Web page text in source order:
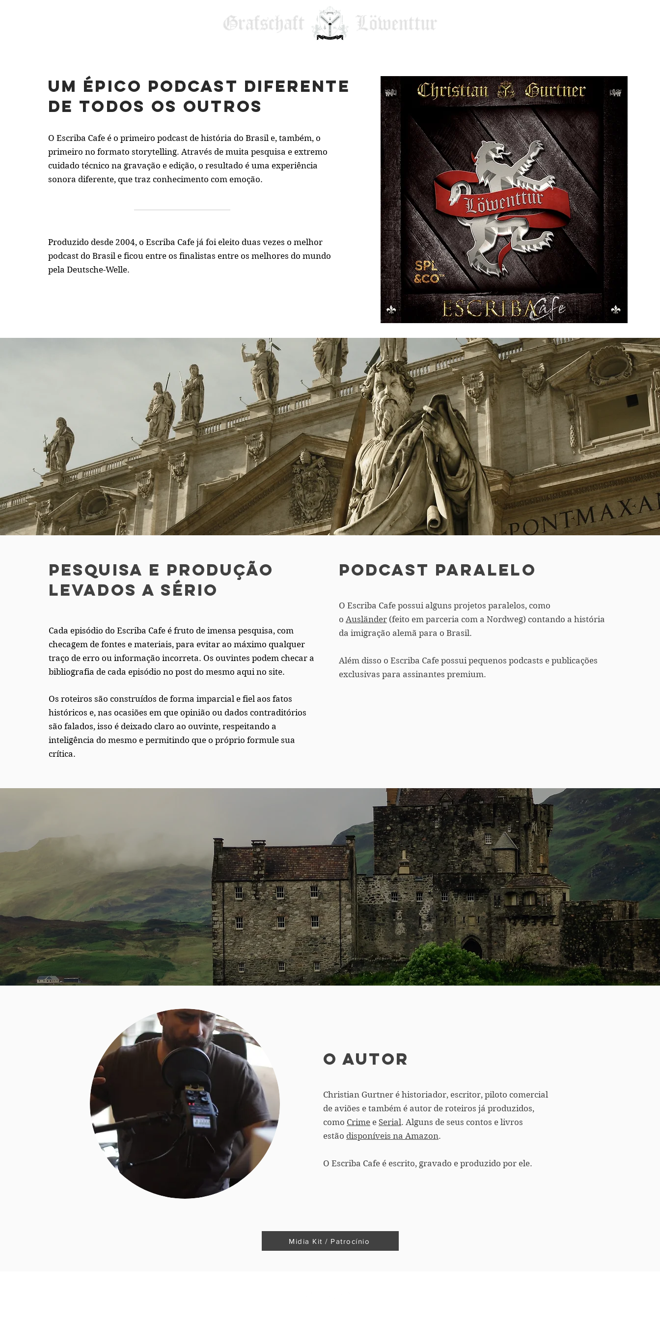
um épico podcast diferente
de todos os outros
O Escriba Cafe é o primeiro podcast de história do Brasil e, também, o
primeiro no formato storytelling. Através de muita pesquisa e extremo
cuidado técnico na gravação e edição, o resultado é uma experiência
sonora diferente, que traz conhecimento com emoção.
Produzido desde 2004, o Escriba Cafe já foi eleito duas vezes o melhor
podcast do Brasil e ficou entre os finalistas entre os melhores do mundo
pela Deutsche-Welle.
Cada episódio do Escriba Cafe é fruto de imensa pesquisa, com
checagem de fontes e materiais, para evitar ao máximo qualquer
traço de erro ou informação incorreta. Os ouvintes podem checar a
bibliografia de cada episódio no post do mesmo aqui no site.
Os roteiros são construídos de forma imparcial e fiel aos fatos
históricos e, nas ocasiões em que opinião ou dados contraditórios
são falados, isso é deixado claro ao ouvinte, respeitando a
inteligência do mesmo e permitindo que o próprio formule sua
crítica.
Pesquisa e produção
levados a sério
podcast paralelo
O Escriba Cafe possui alguns projetos paralelos, como
o Ausländer (feito em parceria com a Nordweg) contando a história
da imigração alemã para o Brasil.
Além disso o Escriba Cafe possui pequenos podcasts e publicações
exclusivas para assinantes premium.
O Autor
Christian Gurtner é historiador, escritor, piloto comercial
de aviões e também é autor de roteiros já produzidos,
como Crime e Serial. Alguns de seus contos e livros
estão disponíveis na Amazon.
O Escriba Cafe é escrito, gravado e produzido por ele.
Midia Kit / Patrocínio